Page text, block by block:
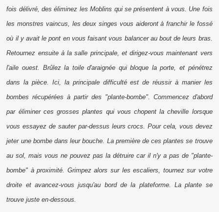
fois délivré, des éliminez les Moblins qui se présentent à vous. Une fois
les monstres vaincus, les deux singes vous aideront à franchir le fossé
où il y avait le pont en vous faisant vous balancer au bout de leurs bras.
Retournez ensuite à la salle principale, et dirigez-vous maintenant vers
l'aile ouest. Brûlez la toile d'araignée qui bloque la porte, et pénétrez
dans la pièce. Ici, la principale difficulté est de réussir à manier les
bombes récupérées à partir des "plante-bombe". Commencez d'abord
par éliminer ces grosses plantes qui vous chopent la cheville lorsque
vous essayez de sauter par-dessus leurs crocs. Pour cela, vous devez
jeter une bombe dans leur bouche. La première de ces plantes se trouve
au sol, mais vous ne pouvez pas la détruire car il n'y a pas de "plante-
bombe" à proximité. Grimpez alors sur les escaliers, tournez sur votre
droite et avancez-vous jusqu'au bord de la plateforme. La plante se
trouve juste en-dessous.